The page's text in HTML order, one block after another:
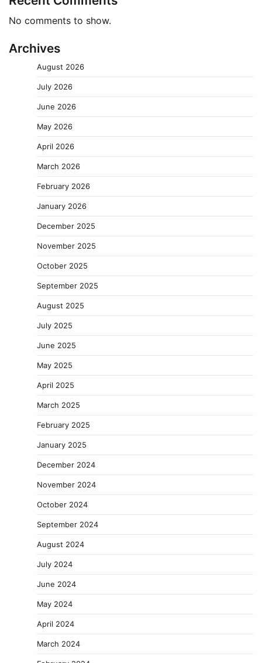
No comments to show.
Archives
August 2026
July 2026
June 2026
May 2026
April 2026
March 2026
February 2026
January 2026
December 2025
November 2025
October 2025
September 2025
August 2025
July 2025
June 2025
May 2025
April 2025
March 2025
February 2025
January 2025
December 2024
November 2024
October 2024
September 2024
August 2024
July 2024
June 2024
May 2024
April 2024
March 2024